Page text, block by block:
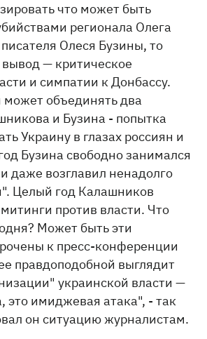
что может быть
регионала Олега
Олеся Бузины, то
— критическое
и симпатии к Донбассу.
объединять два
и Бузина - попытка
Украину в глазах россиян и
Бузина свободно занимался
даже возглавил ненадолго
Целый год Калашников
против власти. Что
Может быть эти
к пресс-конференции
правдоподобной выглядит
украинской власти —
это имиджевая атака", - так
он ситуацию журналистам.